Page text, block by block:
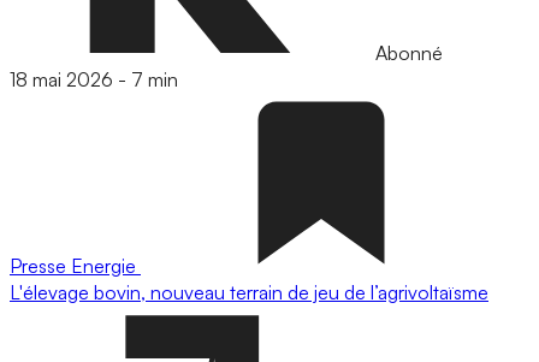
Abonné
18 mai 2026 - 7 min
Presse Energie
L'élevage bovin, nouveau terrain de jeu de l’agrivoltaïsme